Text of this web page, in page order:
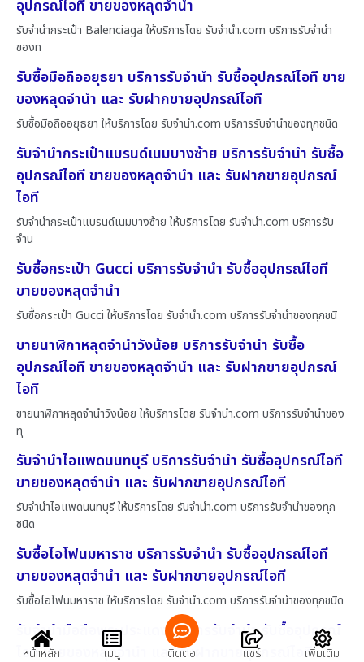
อุปกรณ์ไอที ขายของหลุดจำนำ
รับจำนำกระเป๋า Balenciaga ให้บริการโดย รับจํานํา.com บริการรับจำนำ
ของท
รับซื้อมือถืออยุธยา บริการรับจำนำ รับซื้ออุปกรณ์ไอที ขาย
ของหลุดจำนำ และ รับฝากขายอุปกรณ์ไอที
รับซื้อมือถืออยุธยา ให้บริการโดย รับจํานํา.com บริการรับจำนำของทุกชนิด
รับจำนำกระเป๋าแบรนด์เนมบางซ้าย บริการรับจำนำ รับซื้อ
อุปกรณ์ไอที ขายของหลุดจำนำ และ รับฝากขายอุปกรณ์
ไอที
รับจำนำกระเป๋าแบรนด์เนมบางซ้าย ให้บริการโดย รับจํานํา.com บริการรับ
จำน
รับซื้อกระเป๋า Gucci บริการรับจำนำ รับซื้ออุปกรณ์ไอที
ขายของหลุดจำนำ
รับซื้อกระเป๋า Gucci ให้บริการโดย รับจํานํา.com บริการรับจำนำของทุกชนิ
ขายนาฬิกาหลุดจำนำวังน้อย บริการรับจำนำ รับซื้อ
อุปกรณ์ไอที ขายของหลุดจำนำ และ รับฝากขายอุปกรณ์
ไอที
ขายนาฬิกาหลุดจำนำวังน้อย ให้บริการโดย รับจํานํา.com บริการรับจำนำของ
ทุ
รับจำนำไอแพดนนทบุรี บริการรับจำนำ รับซื้ออุปกรณ์ไอที
ขายของหลุดจำนำ และ รับฝากขายอุปกรณ์ไอที
รับจำนำไอแพดนนทบุรี ให้บริการโดย รับจํานํา.com บริการรับจำนำของทุก
ชนิด
รับซื้อไอโฟนมหาราช บริการรับจำนำ รับซื้ออุปกรณ์ไอที
ขายของหลุดจำนำ และ รับฝากขายอุปกรณ์ไอที
รับซื้อไอโฟนมหาราช ให้บริการโดย รับจํานํา.com บริการรับจำนำของทุกชนิด
รับจำนำมือถือพระประแดง บริการรับจำนำ รับซื้ออุปกรณ์
ไอที ขายของหลุดจำนำ และ รับฝากขายอุปกรณ์ไอที
หน้าหลัก เมนู ติดต่อ แชร์ เพิ่มเติม